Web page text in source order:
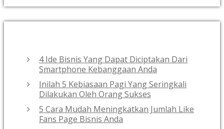
4 Ide Bisnis Yang Dapat Diciptakan Dari
Smartphone Kebanggaan Anda
Inilah 5 Kebiasaan Pagi Yang Seringkali
Dilakukan Oleh Orang Sukses
5 Cara Mudah Meningkatkan Jumlah Like
Fans Page Bisnis Anda